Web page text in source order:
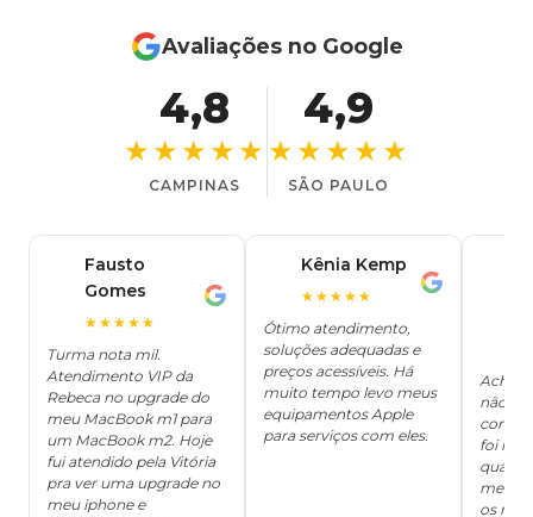
Avaliações no Google
4,8
★★★★★
CAMPINAS
4,9
★★★★★
SÃO PAULO
Fausto
Gomes
★★★★★
Turma nota mil.
Atendimento VIP da
Rebeca no upgrade do
meu MacBook m1 para
um MacBook m2. Hoje
fui atendido pela Vitória
pra ver uma upgrade no
meu iphone e
Kênia Kemp
★★★★★
Ótimo atendimento,
soluções adequadas e
preços acessíveis. Há
muito tempo levo meus
equipamentos Apple
para serviços com eles.
Achei
não
foi
me
os